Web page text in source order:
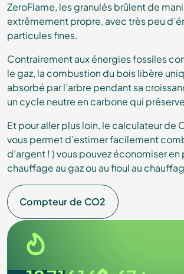
ZeroFlame, les granulés brûlent de
extrêmement propre, avec très peu
particules fines.
Contrairement aux énergies fossiles
le gaz, la combustion du bois libère
absorbé par l’arbre pendant sa
un cycle neutre en carbone qui
Et pour aller plus loin, le calculateur de
vous permet d’estimer facilement
d’argent ! ) vous pouvez économiser en
chauffage au gaz ou au fioul au
Compteur de CO2